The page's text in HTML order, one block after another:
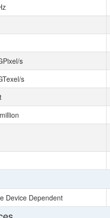
s
s
Device Dependent